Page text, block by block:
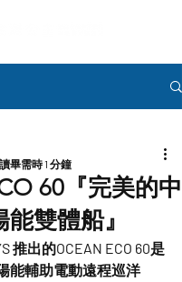
60『完美的中
雙體船』
讀畢需時 1 分鐘
推出的OCEAN ECO 60是
能輔助電動遠程巡洋